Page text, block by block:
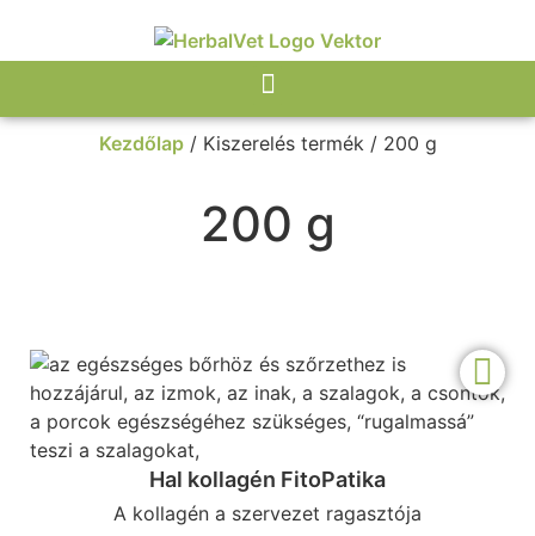
Kezdőlap/ Kiszerelés termék / 200 g
200 g
Hal kollagén FitoPatika
A kollagén a szervezet ragasztója